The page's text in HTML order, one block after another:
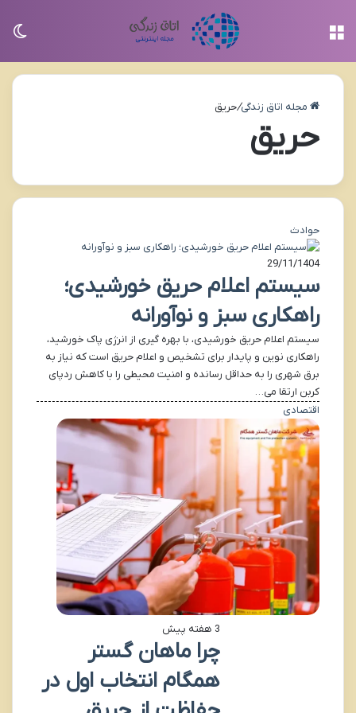
مجله اتاق زندگی/حریق
حریق
حوادث
29/11/1404
سیستم اعلام حریق خورشیدی؛
راهکاری سبز و نوآورانه
سیستم اعلام حریق خورشیدی، با بهره گیری از انرژی پاک خورشید،
راهکاری نوین و پایدار برای تشخیص و اعلام حریق است که نیاز به
برق شهری را به حداقل رسانده و امنیت محیطی را با کاهش ردپای
کربن ارتقا می…
اقتصادی
3 هفته پیش
چرا ماهان گستر
همگام انتخاب اول در